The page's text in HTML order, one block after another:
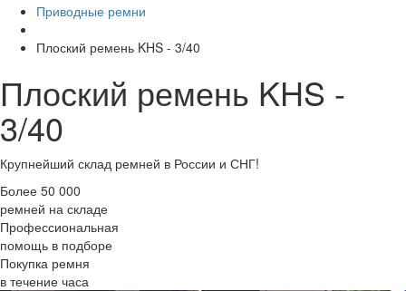
Приводные ремни
Плоский ремень KHS - 3/40
Плоский ремень KHS -
3/40
Крупнейший склад ремней в России и СНГ!
Более 50 000
ремней на складе
Профессиональная
помощь в подборе
Покупка ремня
в течение часа